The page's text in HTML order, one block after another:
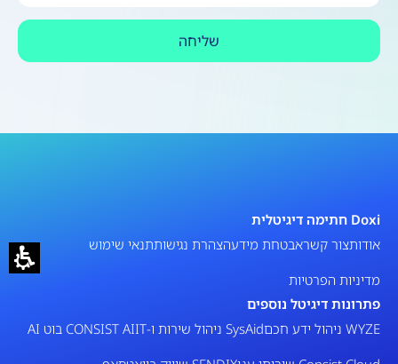
שליחה
Doxi חתימה דיגיטלית
אודותצור קשראבטחת מידעהצהרת נגישותתנאי שימוש
מדיניות הפרטיות
פתרונות דיגיטל נוספים
WYZE ניהול ידע חכם
SysAid ניהול שירות ו-IT
CONSIST AI בוט AI